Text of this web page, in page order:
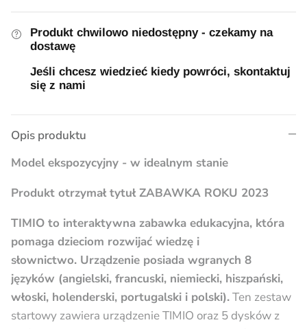
Wózki dla lalek
Produkt chwilowo niedostępny - czekamy na
dostawę
Jeśli chcesz wiedzieć kiedy powróci, skontaktuj
się z nami
Opis produktu
Model ekspozycyjny - w idealnym stanie
Produkt otrzymał tytuł ZABAWKA ROKU 2023
TIMIO to interaktywna zabawka edukacyjna, która
pomaga dzieciom rozwijać wiedzę i
słownictwo. Urządzenie posiada wgranych 8
języków (angielski, francuski, niemiecki, hiszpański,
włoski, holenderski, portugalski i polski).Ten zestaw
startowy zawiera urządzenie TIMIO oraz 5 dysków z